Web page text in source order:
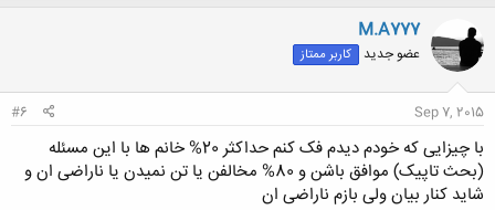
مرد عزت خودشو تو قدرت تامین کنندکی میدونه.
دقیقا
اشتغال میبینن.
یکی از مهمترین ارکانش مادیاته
ش
ه
ا
M.A777
عضو جدید کاربر ممتاز
Sep 7, 2015
#6
با چیزایی که خودم دیدم فک کنم حداکثر 20% خانم ها با این مسئله
(بحث تاپیک) موافق باشن و 80% مخالفن یا تن نمیدن یا ناراضی ان و
شاید کنار بیان ولی بازم ناراضی ان